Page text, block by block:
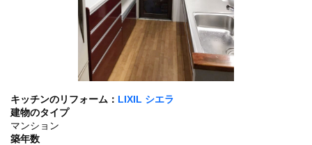
キッチンのリフォーム： LIXIL シエラ
建物のタイプ
マンション
築年数